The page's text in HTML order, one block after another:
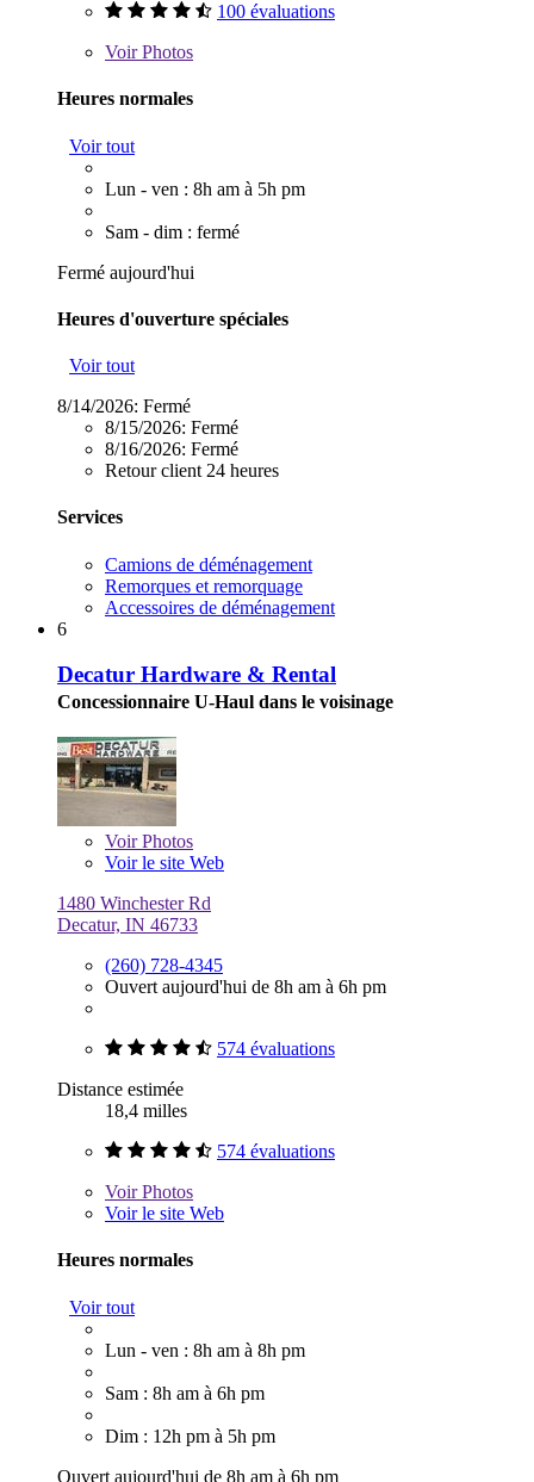
100 évaluations
VoirPhotos
Heures normales
Voir tout
Lun - ven : 8h am à 5h pm
Sam - dim : fermé
Fermé aujourd'hui
Heures d'ouverture spéciales
Voir tout
8/14/2026: Fermé
8/15/2026: Fermé
8/16/2026: Fermé
Retour client 24 heures
Services
Camions de déménagement
Remorques et remorquage
Accessoires de déménagement
6
Decatur Hardware & Rental
Concessionnaire U-Haul dans le voisinage
VoirPhotos
Voir le site Web
1480 Winchester Rd
Decatur, IN 46733
(260) 728-4345
Ouvert aujourd'hui de 8h am à 6h pm
574 évaluations
Distance estimée
18,4 milles
574 évaluations
VoirPhotos
Voir le site Web
Heures normales
Voir tout
Lun - ven : 8h am à 8h pm
Sam : 8h am à 6h pm
Dim : 12h pm à 5h pm
Ouvert aujourd'hui de 8h am à 6h pm